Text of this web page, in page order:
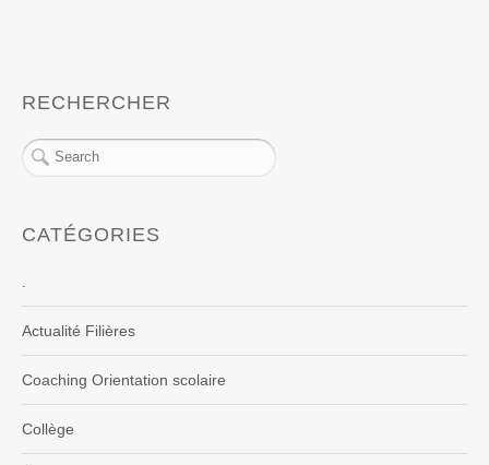
RECHERCHER
CATÉGORIES
Actualité Filières
Coaching Orientation scolaire
Collège